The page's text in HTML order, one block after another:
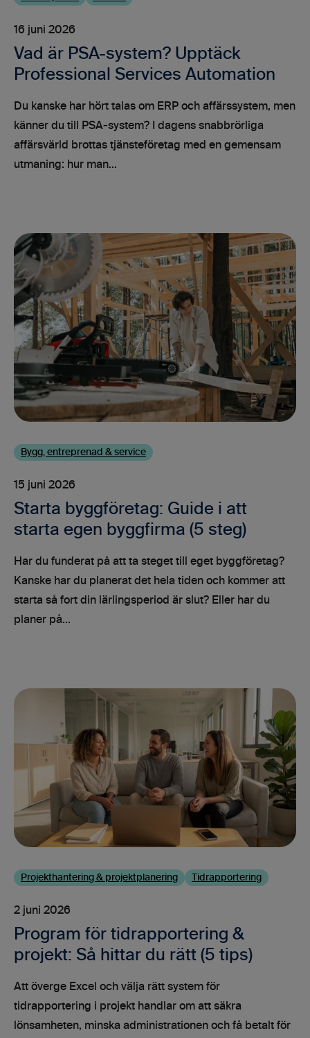
16 juni 2026
Vad är PSA-system? Upptäck
Professional Services Automation
Du kanske har hört talas om ERP och affärssystem, men
känner du till PSA-system? I dagens snabbrörliga
affärsvärld brottas tjänsteföretag med en gemensam
utmaning: hur man...
Bygg, entreprenad & service
15 juni 2026
Starta byggföretag: Guide i att
starta egen byggfirma (5 steg)
Har du funderat på att ta steget till eget byggföretag?
Kanske har du planerat det hela tiden och kommer att
starta så fort din lärlingsperiod är slut? Eller har du
planer på...
Projekthantering & projektplanering Tidrapportering
2 juni 2026
Program för tidrapportering &
projekt: Så hittar du rätt (5 tips)
Att överge Excel och välja rätt system för
tidrapportering i projekt handlar om att säkra
lönsamheten, minska administrationen och få betalt för